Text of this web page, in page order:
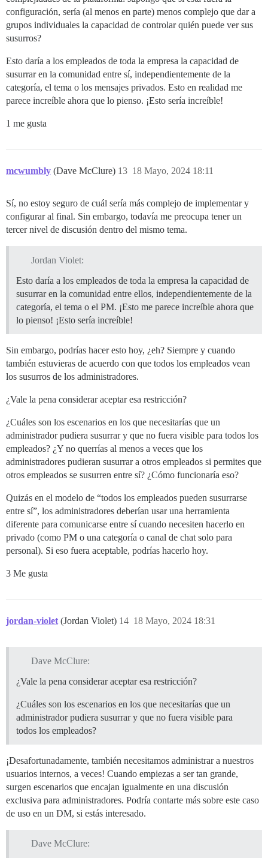
configuración, sería (al menos en parte) menos complejo que dar a
grupos individuales la capacidad de controlar quién puede ver sus
susurros?
Esto daría a los empleados de toda la empresa la capacidad de
susurrar en la comunidad entre sí, independientemente de la
categoría, el tema o los mensajes privados. Esto en realidad me
parece increíble ahora que lo pienso. ¡Esto sería increíble!
1 me gusta
mcwumbly (Dave McClure) 18 Mayo, 2024 18:11
13
Sí, no estoy seguro de cuál sería más complejo de implementar y
configurar al final. Sin embargo, todavía me preocupa tener un
tercer nivel de discusión dentro del mismo tema.
Jordan Violet:
Esto daría a los empleados de toda la empresa la capacidad de
susurrar en la comunidad entre ellos, independientemente de la
categoría, el tema o el PM. ¡Esto me parece increíble ahora que
lo pienso! ¡Esto sería increíble!
Sin embargo, podrías hacer esto hoy, ¿eh? Siempre y cuando
también estuvieras de acuerdo con que todos los empleados vean
los susurros de los administradores.
¿Vale la pena considerar aceptar esa restricción?
¿Cuáles son los escenarios en los que necesitarías que un
administrador pudiera susurrar y que no fuera visible para todos los
empleados? ¿Y no querrías al menos a veces que los
administradores pudieran susurrar a otros empleados si permites que
otros empleados se susurren entre sí? ¿Cómo funcionaría eso?
Quizás en el modelo de “todos los empleados pueden susurrarse
entre sí”, los administradores deberían usar una herramienta
diferente para comunicarse entre sí cuando necesiten hacerlo en
privado (como PM o una categoría o canal de chat solo para
personal). Si eso fuera aceptable, podrías hacerlo hoy.
3 Me gusta
jordan-violet (Jordan Violet) 18 Mayo, 2024 18:31
14
Dave McClure:
¿Vale la pena considerar aceptar esa restricción?
¿Cuáles son los escenarios en los que necesitarías que un
administrador pudiera susurrar y que no fuera visible para
todos los empleados?
¡Desafortunadamente, también necesitamos administrar a nuestros
usuarios internos, a veces! Cuando empiezas a ser tan grande,
surgen escenarios que encajan igualmente en una discusión
exclusiva para administradores. Podría contarte más sobre este caso
de uso en un DM, si estás interesado.
Dave McClure: